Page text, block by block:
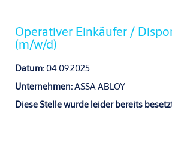
Operativer Einkäufer /
(m/w/d)
Datum:04.09.2025
Unternehmen:ASSA ABLOY
Diese Stelle wurde leider bereits